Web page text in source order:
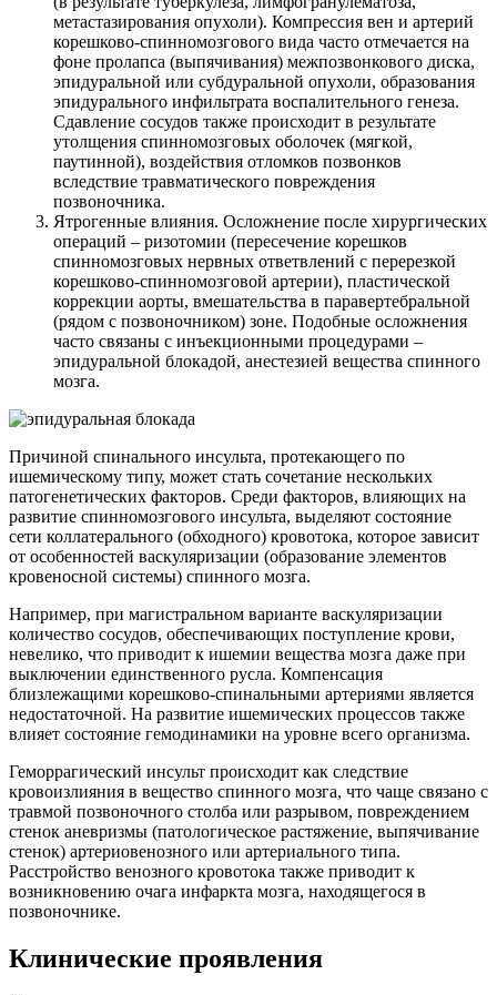
метастазирования опухоли). Компрессия вен и артерий
корешково-спинномозгового вида часто отмечается на
фоне пролапса (выпячивания) межпозвонкового диска,
эпидуральной или субдуральной опухоли, образования
эпидурального инфильтрата воспалительного генеза.
Сдавление сосудов также происходит в результате
утолщения спинномозговых оболочек (мягкой,
паутинной), воздействия отломков позвонков
вследствие травматического повреждения
позвоночника.
Ятрогенные влияния. Осложнение после хирургических
операций – ризотомии (пересечение корешков
спинномозговых нервных ответвлений с перерезкой
корешково-спинномозговой артерии), пластической
коррекции аорты, вмешательства в паравертебральной
(рядом с позвоночником) зоне. Подобные осложнения
часто связаны с инъекционными процедурами –
эпидуральной блокадой, анестезией вещества спинного
мозга.
Причиной спинального инсульта, протекающего по
ишемическому типу, может стать сочетание нескольких
патогенетических факторов. Среди факторов, влияющих на
развитие спинномозгового инсульта, выделяют состояние
сети коллатерального (обходного) кровотока, которое зависит
от особенностей васкуляризации (образование элементов
кровеносной системы) спинного мозга.
Например, при магистральном варианте васкуляризации
количество сосудов, обеспечивающих поступление крови,
невелико, что приводит к ишемии вещества мозга даже при
выключении единственного русла. Компенсация
близлежащими корешково-спинальными артериями является
недостаточной. На развитие ишемических процессов также
влияет состояние гемодинамики на уровне всего организма.
Геморрагический инсульт происходит как следствие
кровоизлияния в вещество спинного мозга, что чаще связано с
травмой позвоночного столба или разрывом, повреждением
стенок аневризмы (патологическое растяжение, выпячивание
стенок) артериовенозного или артериального типа.
Расстройство венозного кровотока также приводит к
возникновению очага инфаркта мозга, находящегося в
позвоночнике.
Клинические проявления